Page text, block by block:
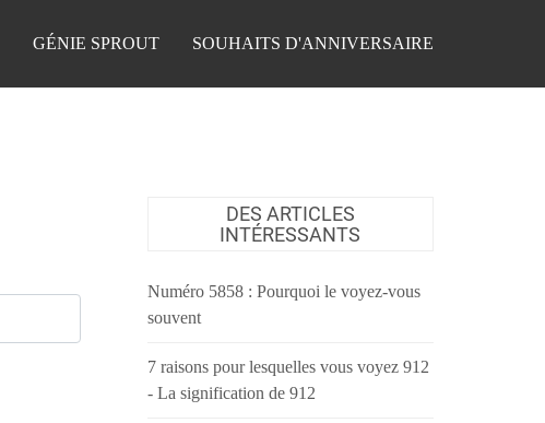
GÉNIE SPROUT SOUHAITS D'ANNIVERSAIRE
DES ARTICLES
INTÉRESSANTS
Numéro 5858 : Pourquoi le voyez-vous
souvent
7 raisons pour lesquelles vous voyez 912
- La signification de 912